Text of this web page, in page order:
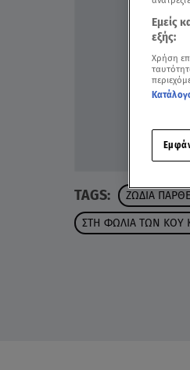
TAGS: ΖΩΔΙΑ
ΣΤΗ ΦΩΛΙΑ ΤΩΝ ΚΟΥ
Εμείς
εξής:
Χρήση